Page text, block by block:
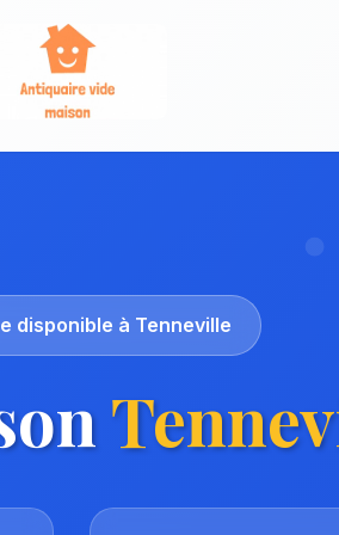
disponible à Tenneville